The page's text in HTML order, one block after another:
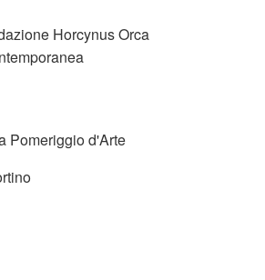
Horcynus Orca
Pomeriggio d'Arte